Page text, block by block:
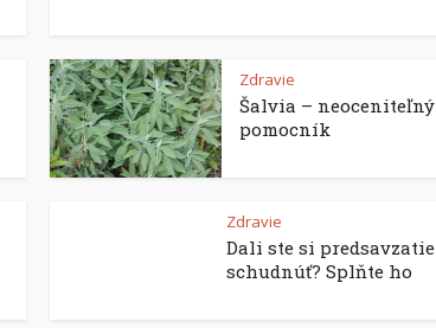
Zdravie
Šalvia – neoceniteľný
pomocník
Zdravie
Dali ste si predsavzatie
schudnúť? Splňte ho